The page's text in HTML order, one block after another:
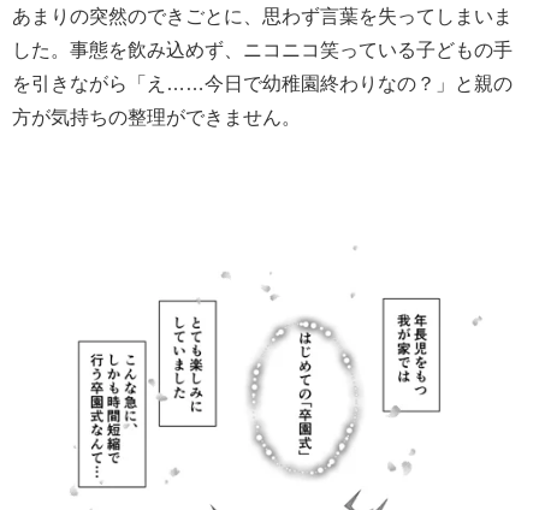
あまりの突然のできごとに、思わず言葉を失ってしまいま
した。事態を飲み込めず、ニコニコ笑っている子どもの手
を引きながら「え……今日で幼稚園終わりなの？」と親の
方が気持ちの整理ができません。